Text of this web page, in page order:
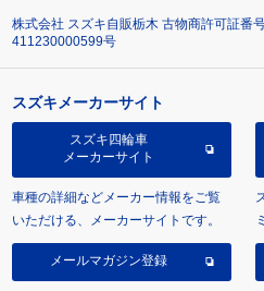
株式会社 スズキ自販栃木 古物商許可証番
411230000599号
スズキメーカーサイト
スズキ四輪車
メーカーサイト
車種の詳細などメーカー情報をご覧
いただける、メーカーサイトです。
メールマガジン登録